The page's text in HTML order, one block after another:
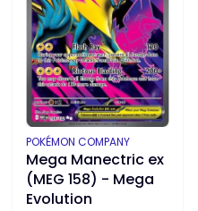
Mega Manectric ex
(MEG 158) - Mega
Evolution
PRODUCENT
POKÉMON COMPANY